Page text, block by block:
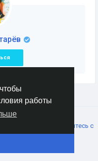
работы
Свяжитесь с